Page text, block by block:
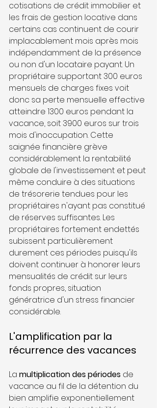
cotisations de crédit immobilier et
les frais de gestion locative dans
certains cas continuent de courir
implacablement mois après mois
indépendamment de la présence
ou non d'un locataire payant. Un
propriétaire supportant 300 euros
mensuels de charges fixes voit
donc sa perte mensuelle effective
atteindre 1300 euros pendant la
vacance, soit 3900 euros sur trois
mois d'inoccupation. Cette
saignée financière grève
considérablement la rentabilité
globale de l'investissement et peut
même conduire à des situations
de trésorerie tendues pour les
propriétaires n'ayant pas constitué
de réserves suffisantes. Les
propriétaires fortement endettés
subissent particulièrement
durement ces périodes puisqu'ils
doivent continuer à honorer leurs
mensualités de crédit sur leurs
fonds propres, situation
génératrice d'un stress financier
considérable.
L'amplification par la
récurrence des vacances
La multiplication des périodes de
vacance au fil de la détention du
bien amplifie exponentiellement